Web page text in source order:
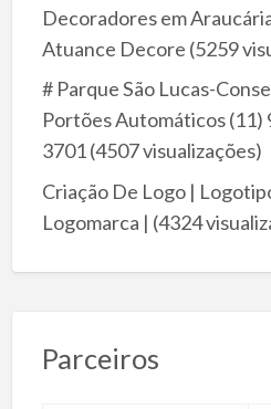
Decoradores em
Atuance Decore (5259
# Parque São Lucas-
Portões Automáticos
3701(4507 visualizações)
Criação De Logo |
Logomarca | (4324
Parceiros